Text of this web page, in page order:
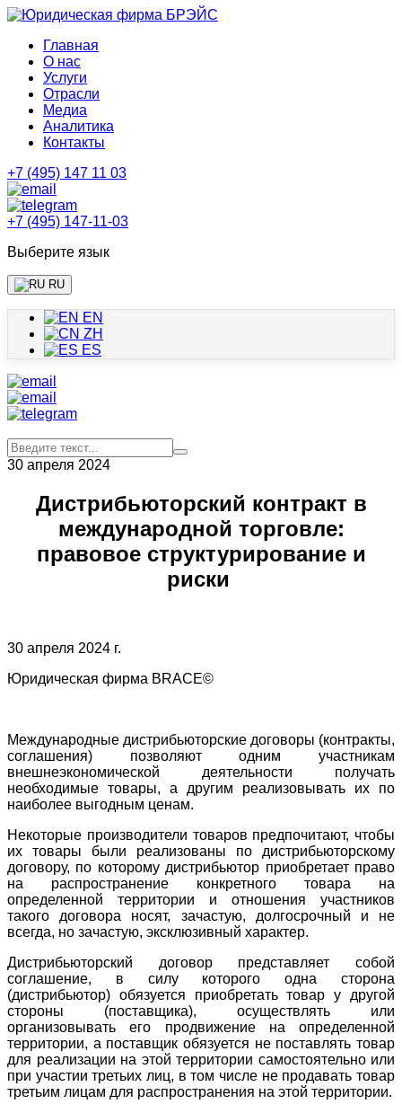
Главная
О нас
Услуги
Отрасли
Медиа
Аналитика
Контакты
+7 (495) 147 11 03
+7 (495) 147-11-03
Выберите язык
RU
EN
ZH
ES
30 апреля 2024
Дистрибьюторский контракт в
международной торговле:
правовое структурирование и
риски
30 апреля 2024 г.
Юридическая фирма BRACE©
Международные дистрибьюторские договоры (контракты,
соглашения) позволяют одним участникам
внешнеэкономической деятельности получать
необходимые товары, а другим реализовывать их по
наиболее выгодным ценам.
Некоторые производители товаров предпочитают, чтобы
их товары были реализованы по дистрибьюторскому
договору, по которому дистрибьютор приобретает право
на распространение конкретного товара на
определенной территории и отношения участников
такого договора носят, зачастую, долгосрочный и не
всегда, но зачастую, эксклюзивный характер.
Дистрибьюторский договор представляет собой
соглашение, в силу которого одна сторона
(дистрибьютор) обязуется приобретать товар у другой
стороны (поставщика), осуществлять или
организовывать его продвижение на определенной
территории, а поставщик обязуется не поставлять товар
для реализации на этой территории самостоятельно или
при участии третьих лиц, в том числе не продавать товар
третьим лицам для распространения на этой территории.